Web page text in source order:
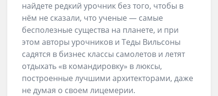
найдете редкий урочник без того, чтобы в
нём не сказали, что ученые — самые
бесполезные существа на планете, и при
этом авторы урочников и Теды Вильсоны
садятся в бизнес классы самолетов и летят
отдыхать «в командировку» в люксы,
построенные лучшими архитекторами, даже
не думая о своем лицемерии.